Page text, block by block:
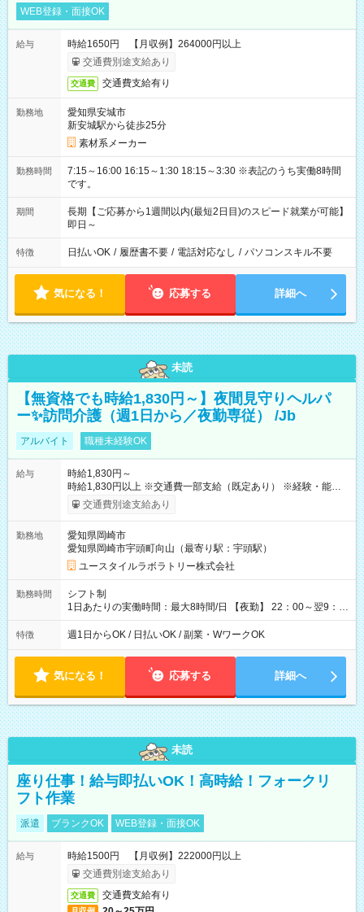
WEB登録・面接OK
給与
時給1650円 【月収例】264000円以上
交通費別途支給あり
交通費 交通費支給有り
勤務地
愛知県安城市
新安城駅から徒歩25分
素材系メーカー
勤務時間
7:15～16:00 16:15～1:30 18:15～3:30 ※表記のうち実働8時間
です。
期間
長期【ご応募から1週間以内(最短2日目)のスピード就業が可能】
即日～
特徴 日払いOK / 履歴書不要 / 電話対応なし / パソコンスキル不要
気になる！ 応募する 詳細へ
未読
【無資格でも時給1,830円～】夜間見守りヘルパ
ー✨訪問介護（週1日から／夜勤専従） /Jb
アルバイト 職種未経験OK
給与
時給1,830円～
時給1,830円以上 ※交通費一部支給（既定あり） ※経験・能力を
考慮して決定します 【収入例】 週1回勤務の場合：1,830円×8時
間×4回=5万8,560円 週3回勤務の場合：1,830円×8時間×12回
月 ※ 雇用形態と給与に、本採用時と異なる部分があります。 雇
用形態：本採用時と同じです。 給与：時給 1,570円以上
交通費別途支給あり
勤務地
愛知県岡崎市
愛知県岡崎市宇頭町向山（最寄り駅：宇頭駅）
ユースタイルラボラトリー株式会社
勤務時間
シフト制
1日あたりの実働時間：最大8時間/日 【夜勤】 22：00～翌9：
00 ※週1日～OK ／ 夜勤専従 ＊＊ 勤務時間例 ＊＊ ■22時か
ら翌7時 ■23時から翌8時 ■24時から翌9時 など ※上記の時間
ます。 ※曜日固定（毎週同じ曜日での勤務となります）
特徴 週1日からOK / 日払いOK / 副業・WワークOK
気になる！ 応募する 詳細へ
未読
座り仕事！給与即払いOK！高時給！フォークリ
フト作業
派遣 ブランクOK WEB登録・面接OK
給与
時給1500円 【月収例】222000円以上
交通費別途支給あり
交通費 交通費支給有り